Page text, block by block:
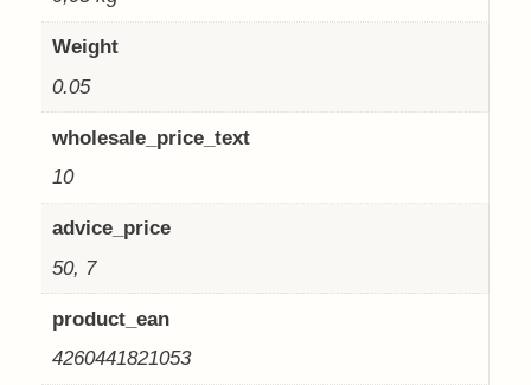
Weight
0.05
wholesale_price_text
10
advice_price
50, 7
product_ean
4260441821053